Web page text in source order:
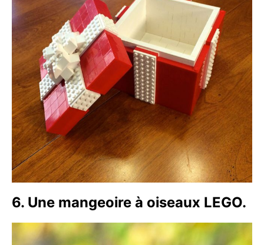
6. Une mangeoire à oiseaux LEGO.